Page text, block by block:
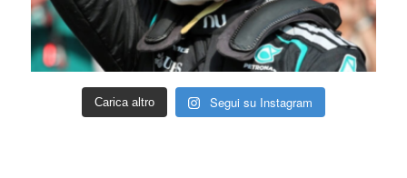
Carica altro Segui su Instagram